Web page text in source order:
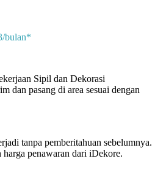
bulan*
Sipil dan Dekorasi
dan pasang di area sesuai dengan
tanpa pemberitahuan sebelumnya.
penawaran dari iDekore.